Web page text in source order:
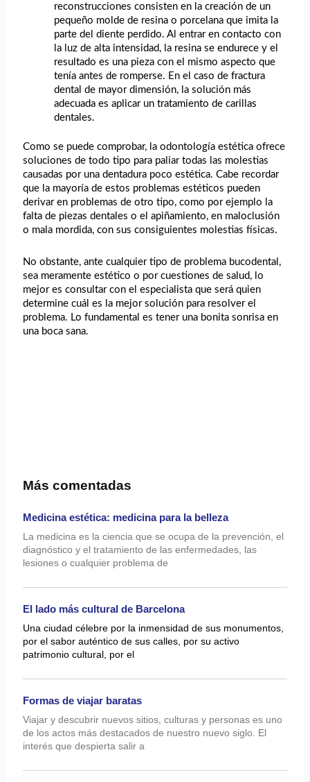
reconstrucciones consisten en la creación de un
pequeño molde de resina o porcelana que imita la
parte del diente perdido. Al entrar en contacto con
la luz de alta intensidad, la resina se endurece y el
resultado es una pieza con el mismo aspecto que
tenía antes de romperse. En el caso de fractura
dental de mayor dimensión, la solución más
adecuada es aplicar un tratamiento de carillas
dentales.
Como se puede comprobar, la odontología estética ofrece
soluciones de todo tipo para paliar todas las molestias
causadas por una dentadura poco estética. Cabe recordar
que la mayoría de estos problemas estéticos pueden
derivar en problemas de otro tipo, como por ejemplo la
falta de piezas dentales o el apiñamiento, en maloclusión
o mala mordida, con sus consiguientes molestias físicas.
No obstante, ante cualquier tipo de problema bucodental,
sea meramente estético o por cuestiones de salud, lo
mejor es consultar con el especialista que será quien
determine cuál es la mejor solución para resolver el
problema. Lo fundamental es tener una bonita sonrisa en
una boca sana.
Más comentadas
Medicina estética: medicina para la belleza
La medicina es la ciencia que se ocupa de la prevención, el
diagnóstico y el tratamiento de las enfermedades, las
lesiones o cualquier problema de
El lado más cultural de Barcelona
Una ciudad célebre por la inmensidad de sus monumentos,
por el sabor auténtico de sus calles, por su activo
patrimonio cultural, por el
Formas de viajar baratas
Viajar y descubrir nuevos sitios, culturas y personas es uno
de los actos más destacados de nuestro nuevo siglo. El
interés que despierta salir a